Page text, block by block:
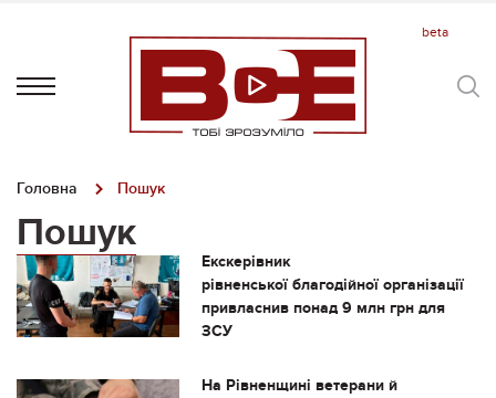
Головна Пошук
Пошук
Екскерівник
рівненської благодійної організації
привласнив понад 9 млн грн для
ЗСУ
На Рівненщині ветерани й